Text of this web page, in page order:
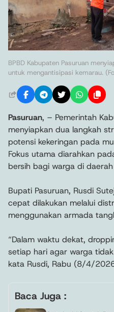
BPBD Kabupaten Pasuruan
untuk mengantisipasi kemarau.
Pasuruan, – Pemerintah
menyiapkan dua langkah
potensi kekeringan pada
Fokus utama diarahkan
bersih bagi warga di
Bupati Pasuruan, Rusdi
cepat dilakukan melalui
menggunakan armada
“Dalam waktu dekat,
setiap hari agar warga
kata Rusdi, Rabu (8/4/
Baca Juga :